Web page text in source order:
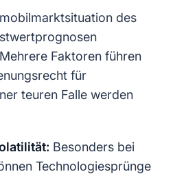
des
Faktoren führen
für
teuren Falle werden
Besonders bei
Technologiesprünge